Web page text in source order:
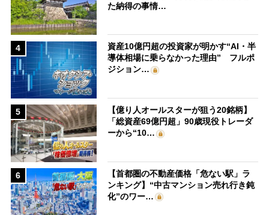
た納得の事情…
4
資産10億円超の投資家が明かす“AI・半
導体相場に乗らなかった理由” フルポ
ジション…
5
【億り人オールスターが狙う20銘柄】
「総資産69億円超」90歳現役トレーダ
ーから“10…
6
【首都圏の不動産価格「危ない駅」ラ
ンキング】“中古マンション売れ行き鈍
化”のワー…